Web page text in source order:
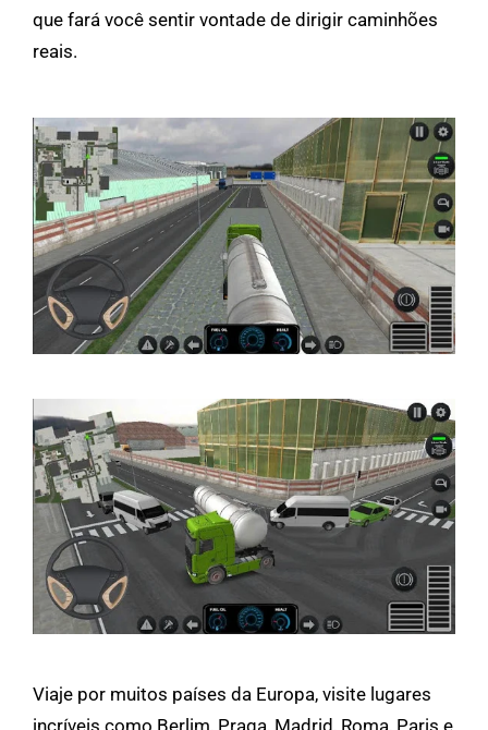
que fará você sentir vontade de dirigir caminhões
reais.
Viaje por muitos países da Europa, visite lugares